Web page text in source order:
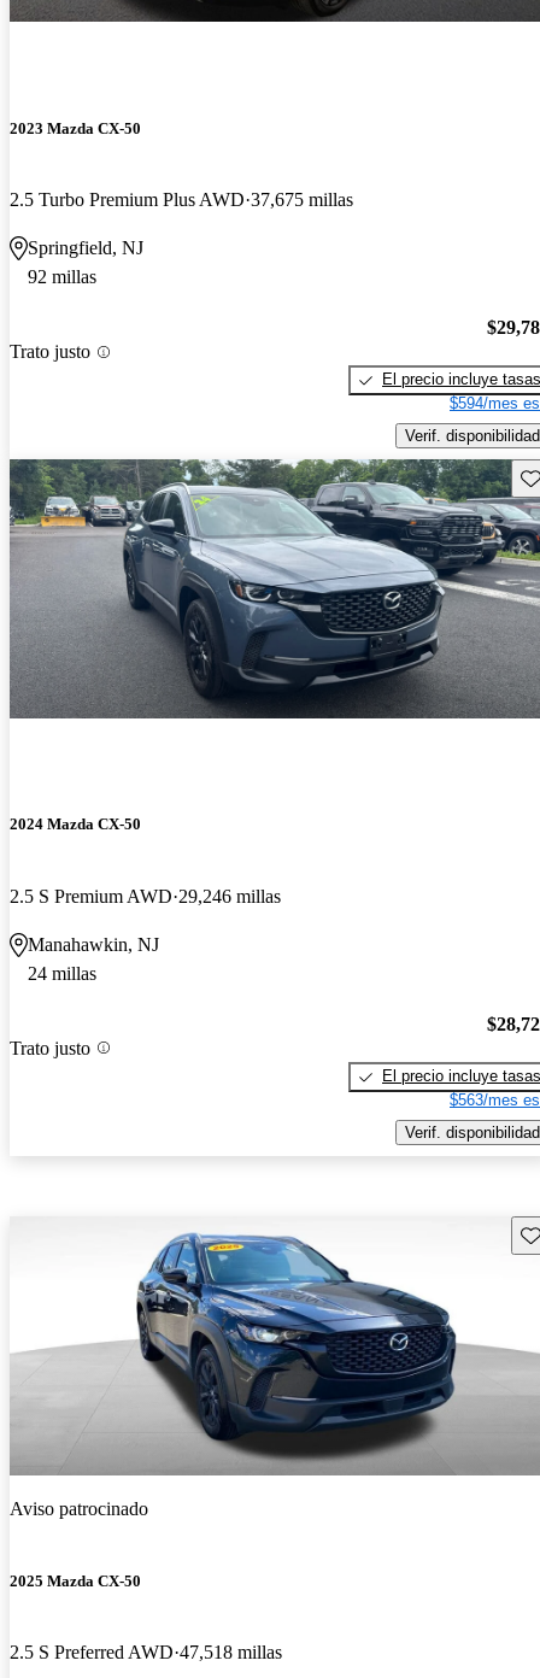
2023 Mazda CX-50
2.5 Turbo Premium Plus AWD 37,675 millas
Springfield, NJ
92 millas
Trato justo
El precio incluye tasas
$594/mes
Verif. disponibilidad
2024 Mazda CX-50
2.5 S Premium AWD 29,246 millas
Manahawkin, NJ
24 millas
Trato justo
El precio incluye tasas
$563/mes
Verif. disponibilidad
Aviso patrocinado
2025 Mazda CX-50
2.5 S Preferred AWD 47,518 millas